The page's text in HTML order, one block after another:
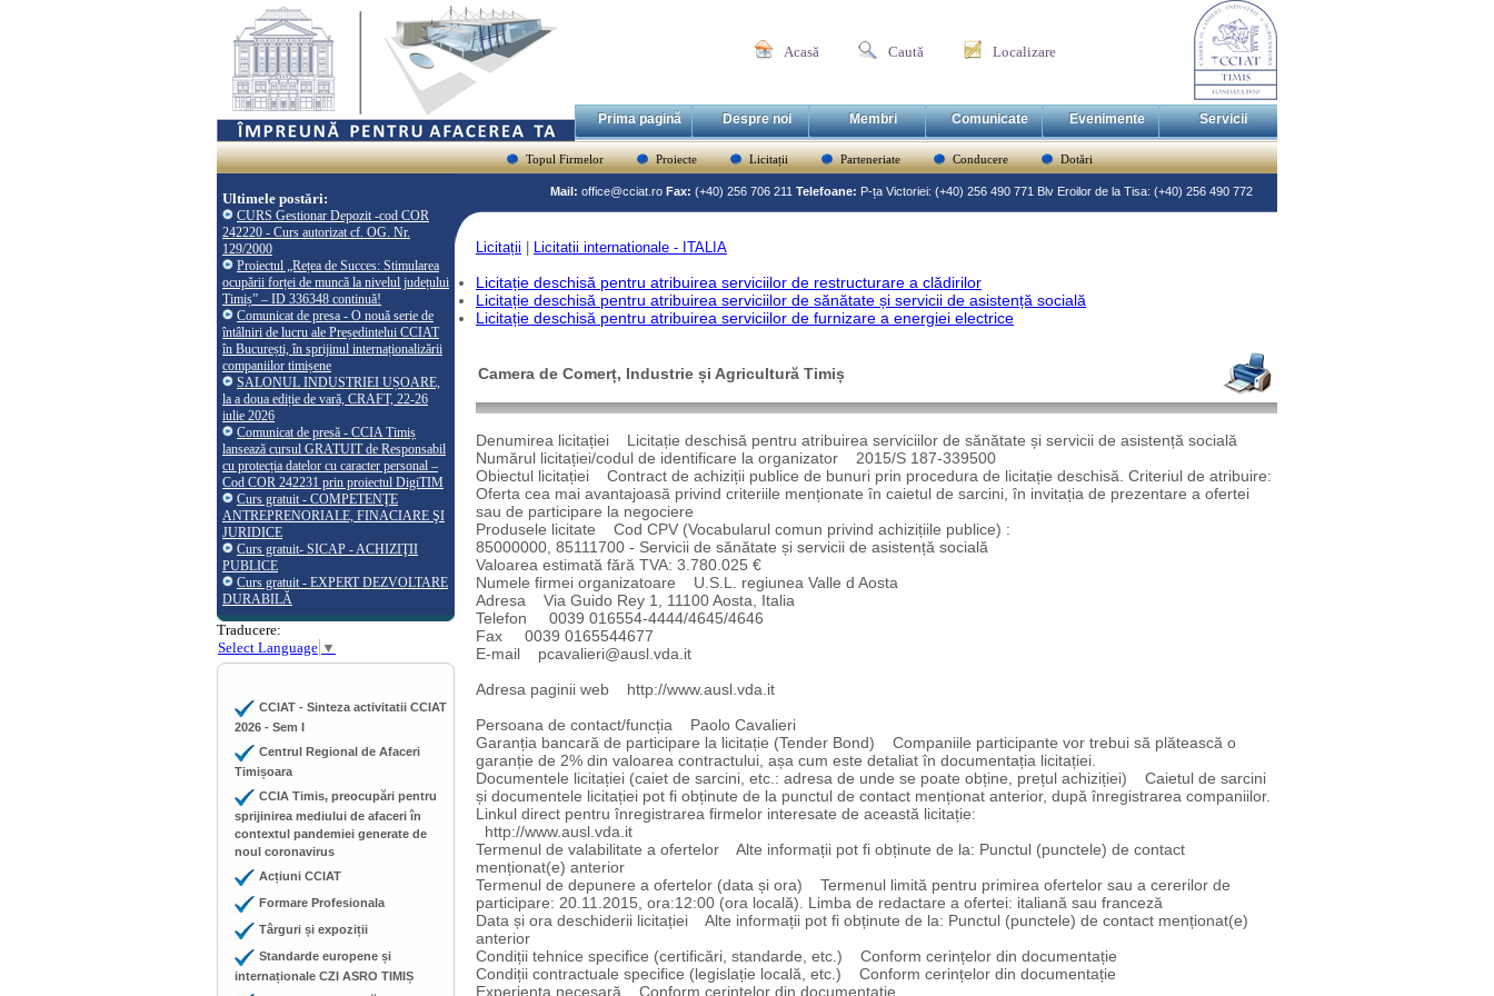
Acasă Caută Localizare
Prima pagină Despre noi Membri Comunicate Evenimente Servicii
Topul Firmelor Proiecte Licitații Parteneriate Conducere Dotări
Ultimele postări:
CURS Gestionar Depozit -cod COR
242220 - Curs autorizat cf. OG. Nr.
129/2000
Proiectul „Rețea de Succes: Stimularea
ocupării forței de muncă la nivelul județului
Timiș” – ID 336348 continuă!
Comunicat de presa - O nouă serie de
întâlniri de lucru ale Președintelui CCIAT
în București, în sprijinul internaționalizării
companiilor timișene
SALONUL INDUSTRIEI UȘOARE,
la a doua ediție de vară, CRAFT, 22-26
iulie 2026
Comunicat de presă - CCIA Timiș
lansează cursul GRATUIT de Responsabil
cu protecția datelor cu caracter personal –
Cod COR 242231 prin proiectul DigiTIM
Curs gratuit - COMPETENŢE
ANTREPRENORIALE, FINACIARE ŞI
JURIDICE
Curs gratuit- SICAP - ACHIZIŢII
PUBLICE
Curs gratuit - EXPERT DEZVOLTARE
DURABILĂ
Traducere:
Select Language ▼
CCIAT - Sinteza activitatii CCIAT
2026 - Sem I
Centrul Regional de Afaceri
Timișoara
CCIA Timis, preocupări pentru
sprijinirea mediului de afaceri în
contextul pandemiei generate de
noul coronavirus
Acțiuni CCIAT
Formare Profesionala
Târguri și expoziții
Standarde europene și
internaționale CZI ASRO TIMIȘ
Mail: office@cciat.ro Fax: (+40) 256 706 211 Telefoane: P-ța Victoriei: (+40) 256 490 771 Blv Eroilor de la Tisa: (+40) 256 490 772
Licitații Licitatii internationale - ITALIA
Licitație deschisă pentru atribuirea serviciilor de restructurare a clădirilor
Licitație deschisă pentru atribuirea serviciilor de sănătate și servicii de asistență socială
Licitație deschisă pentru atribuirea serviciilor de furnizare a energiei electrice
Camera de Comerț, Industrie și Agricultură Timiș
Denumirea licitației Licitație deschisă pentru atribuirea serviciilor de sănătate și servicii de asistență socială
Numărul licitației/codul de identificare la organizator 2015/S 187-339500
Obiectul licitației Contract de achiziții publice de bunuri prin procedura de licitație deschisă. Criteriul de atribuire:
Oferta cea mai avantajoasă privind criteriile menționate în caietul de sarcini, în invitația de prezentare a ofertei
sau de participare la negociere
Produsele licitate Cod CPV (Vocabularul comun privind achizițiile publice) :
85000000, 85111700 - Servicii de sănătate și servicii de asistență socială
Valoarea estimată fără TVA: 3.780.025 €
Numele firmei organizatoare U.S.L. regiunea Valle d Aosta
Adresa Via Guido Rey 1, 11100 Aosta, Italia
Telefon 0039 016554-4444/4645/4646
Fax 0039 0165544677
E-mail pcavalieri@ausl.vda.it
Adresa paginii web http://www.ausl.vda.it
Persoana de contact/funcția Paolo Cavalieri
Garanția bancară de participare la licitație (Tender Bond) Companiile participante vor trebui să plătească o
garanție de 2% din valoarea contractului, așa cum este detaliat în documentația licitației.
Documentele licitației (caiet de sarcini, etc.: adresa de unde se poate obține, prețul achiziției) Caietul de sarcini
și documentele licitației pot fi obținute de la punctul de contact menționat anterior, după înregistrarea companiilor.
Linkul direct pentru înregistrarea firmelor interesate de această licitație:
http://www.ausl.vda.it
Termenul de valabilitate a ofertelor Alte informații pot fi obținute de la: Punctul (punctele) de contact
menționat(e) anterior
Termenul de depunere a ofertelor (data și ora) Termenul limită pentru primirea ofertelor sau a cererilor de
participare: 20.11.2015, ora:12:00 (ora locală). Limba de redactare a ofertei: italiană sau franceză
Data și ora deschiderii licitației Alte informații pot fi obținute de la: Punctul (punctele) de contact menționat(e)
anterior
Condiții tehnice specifice (certificări, standarde, etc.) Conform cerințelor din documentație
Condiții contractuale specifice (legislație locală, etc.) Conform cerințelor din documentație
Experiența necesară Conform cerințelor din documentație